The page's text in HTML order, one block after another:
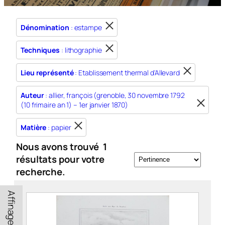
Dénomination : estampe
Techniques : lithographie
Lieu représenté: Etablissement thermal d'Allevard
Auteur: allier, françois (grenoble, 30 novembre 1792
(10 frimaire an 1) – 1er janvier 1870)
Matière : papier
Nous avons trouvé 1
résultats pour votre
recherche.
Affinage